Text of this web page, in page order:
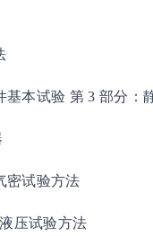
本试验 第 3 部分：
密试验方法
压试验方法